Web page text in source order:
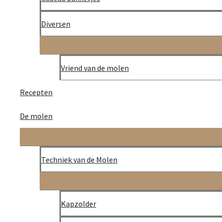
Diversen
Vriend van de molen
Recepten
De molen
Techniek van de Molen
Kapzolder
Maak de som: 66 – omgevingstemperatuur en – de
Maak een gladde bol en laat deze ±25 minuten op
Deeg uitrollen op een met bloem bestoven werkplek.
Bakblik invetten met olie of boter.
Deeg uitrollen en vouw eerst de rechterkant tot over het
Uitrollen tot de breedte van bakblik.